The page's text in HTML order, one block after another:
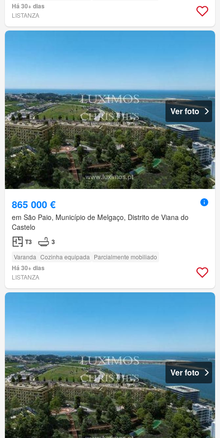
Há 30+ dias
LISTANZA
Ver foto
865 000 €
em São Paio, Município de Melgaço, Distrito de Viana do
Castelo
T3 3
Varanda Cozinha equipada Parcialmente mobiliado
Há 30+ dias
LISTANZA
Ver foto